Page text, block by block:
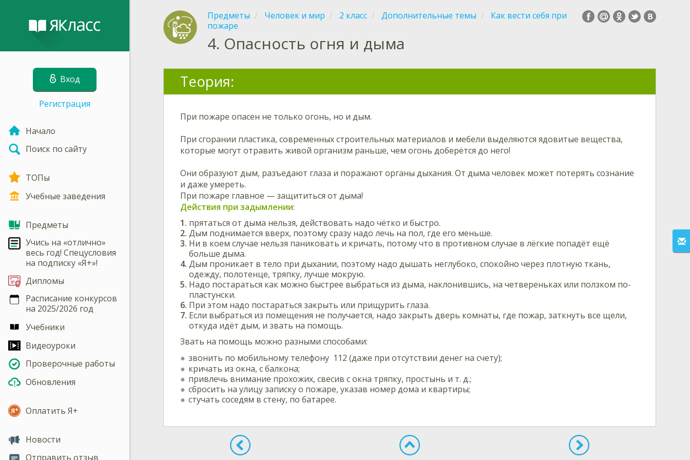
Вход
Регистрация
Начало
Поиск по сайту
ТОПы
Учебные заведения
Предметы
Учись на «отлично»
весь год! Спецусловия
на подписку «Я+»!
Дипломы
Расписание конкурсов
на 2025/2026 год
Учебники
Видеоуроки
Проверочные работы
Обновления
Оплатить Я+
Новости
Отправить отзыв
Предметы Человек и мир 2 класс Дополнительные темы
Как вести себя при
пожаре
4. Опасность огня и дыма
Теория:
При пожаре опасен не только огонь, но и дым.
При сгорании пластика, современных строительных материалов и мебели выделяются ядовитые вещества,
которые могут отравить живой организм раньше, чем огонь доберётся до него!
Они образуют дым, разъедают глаза и поражают органы дыхания. От дыма человек может потерять сознание
и даже умереть.
При пожаре главное — защититься от дыма!
Действия при задымлении:
прятаться от дыма нельзя, действовать надо чётко и быстро.
Дым поднимается вверх, поэтому сразу надо лечь на пол, где его меньше.
Ни в коем случае нельзя паниковать и кричать, потому что в противном случае в лёгкие попадёт ещё
больше дыма.
Дым проникает в тело при дыхании, поэтому надо дышать неглубоко, спокойно через плотную ткань,
одежду, полотенце, тряпку, лучше мокрую.
Надо постараться как можно быстрее выбраться из дыма, наклонившись, на четвереньках или ползком по-
пластунски.
При этом надо постараться закрыть или прищурить глаза.
Если выбраться из помещения не получается, надо закрыть дверь комнаты, где пожар, заткнуть все щели,
откуда идёт дым, и звать на помощь.
Звать на помощь можно разными способами:
звонить по мобильному телефону 112 (даже при отсутствии денег на счету);
кричать из окна, с балкона;
привлечь внимание прохожих, свесив с окна тряпку, простынь и т. д.;
сбросить на улицу записку о пожаре, указав номер дома и квартиры;
стучать соседям в стену, по батарее.